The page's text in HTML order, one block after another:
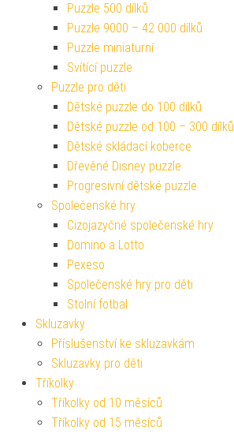
Puzzle 500 dílků
Puzzle 9000 – 42 000 dílků
Puzzle miniaturní
Svítící puzzle
Puzzle pro děti
Dětské puzzle do 100 dílků
Dětské puzzle od 100 – 300 dílků
Dětské skládací koberce
Dřevěné Disney puzzle
Progresivní dětské puzzle
Společenské hry
Cizojazyčné společenské hry
Domino a Lotto
Pexeso
Společenské hry pro děti
Stolní fotbal
Skluzavky
Příslušenství ke skluzavkám
Skluzavky pro děti
Tříkolky
Tříkolky od 10 měsíců
Tříkolky od 15 měsíců